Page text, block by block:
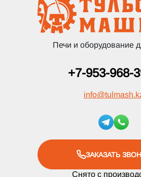
Печи и оборудование
+7-953-968-
info@
ЗАКАЗАТЬ
Снято с